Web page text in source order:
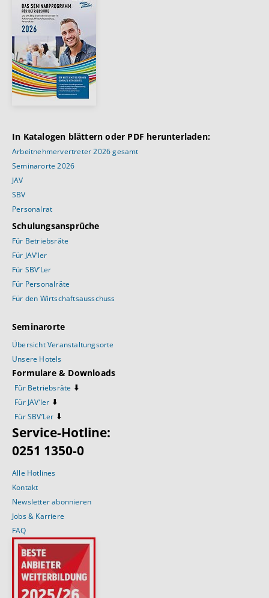
In Katalogen blättern oder PDF herunterladen:
Arbeitnehmervertreter 2026 gesamt
Seminarorte 2026
JAV
SBV
Personalrat
Schulungsansprüche
Für Betriebsräte
Für JAV’ler
Für SBV’Ler
Für Personalräte
Für den Wirtschaftsausschuss
Seminarorte
Übersicht Veranstaltungsorte
Unsere Hotels
Formulare & Downloads
Für Betriebsräte ⬇️
Für JAV’ler ⬇️
Für SBV’Ler ⬇️
Service-Hotline:
0251 1350-0
Alle Hotlines
Kontakt
Newsletter abonnieren
Jobs & Karriere
FAQ